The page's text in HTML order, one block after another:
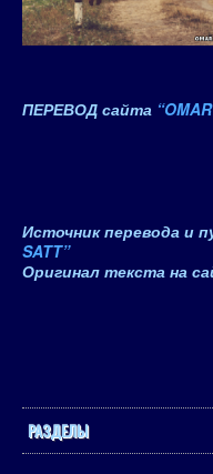
ПЕРЕВОД сайта
Источник перевода и
SATT”
Оригинал текста на
РАЗДЕЛЫ